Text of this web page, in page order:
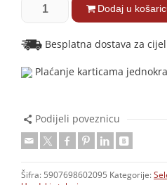
Dodaj u
Besplatna dostava za
Plaćanje karticama
Podijeli poveznicu
Šifra: 5907698602095 Kategorije: